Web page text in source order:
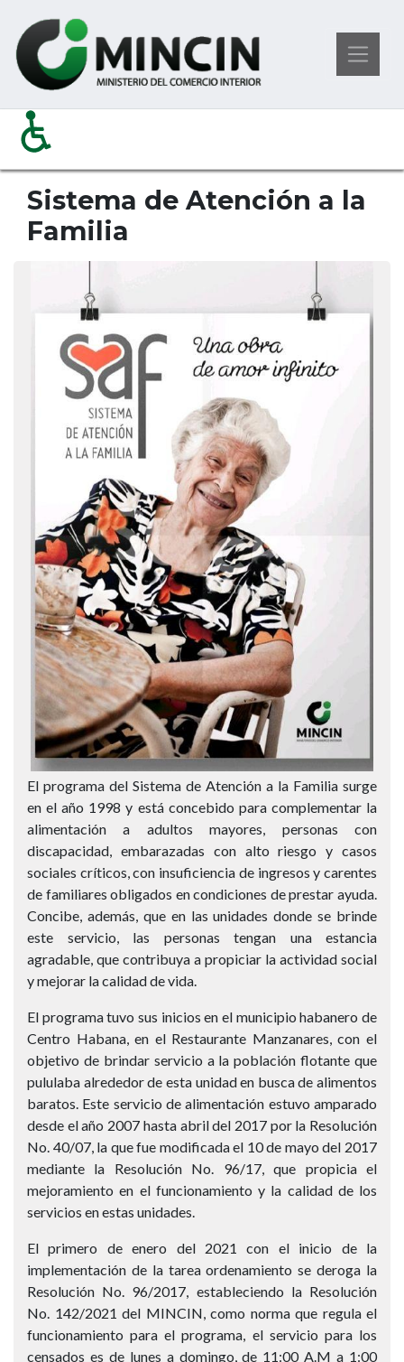
Sistema de Atención a la
Familia
El programa del Sistema de Atención a la Familia surge
en el año 1998 y está concebido para complementar la
alimentación a adultos mayores, personas con
discapacidad, embarazadas con alto riesgo y casos
sociales críticos, con insuficiencia de ingresos y carentes
de familiares obligados en condiciones de prestar ayuda.
Concibe, además, que en las unidades donde se brinde
este servicio, las personas tengan una estancia
agradable, que contribuya a propiciar la actividad social
y mejorar la calidad de vida.
El programa tuvo sus inicios en el municipio habanero de
Centro Habana, en el Restaurante Manzanares, con el
objetivo de brindar servicio a la población flotante que
pululaba alrededor de esta unidad en busca de alimentos
baratos. Este servicio de alimentación estuvo amparado
desde el año 2007 hasta abril del 2017 por la Resolución
No. 40/07, la que fue modificada el 10 de mayo del 2017
mediante la Resolución No. 96/17, que propicia el
mejoramiento en el funcionamiento y la calidad de los
servicios en estas unidades.
El primero de enero del 2021 con el inicio de la
implementación de la tarea ordenamiento se deroga la
Resolución No. 96/2017, estableciendo la Resolución
No. 142/2021 del MINCIN, como norma que regula el
funcionamiento para el programa, el servicio para los
censados es de lunes a domingo, de 11:00 A.M a 1:00